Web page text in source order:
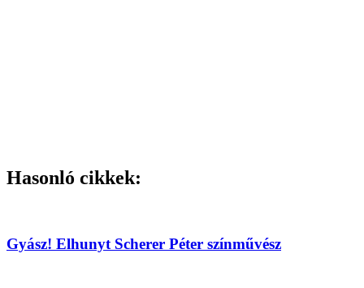
Hasonló cikkek:
Gyász! Elhunyt Scherer Péter színművész